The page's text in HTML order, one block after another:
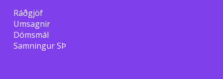
Ráðgjöf
Umsagnir
Dómsmál
Samningur SÞ